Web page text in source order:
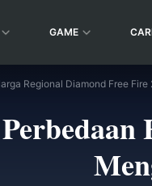
GAME
Perbedaan